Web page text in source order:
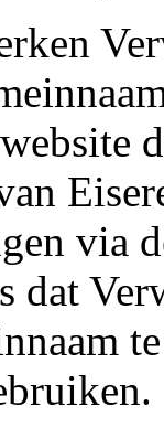
via
dat